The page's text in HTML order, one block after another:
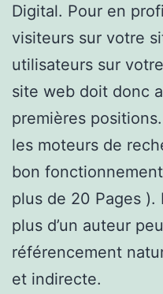
Digital. Pour en
visiteurs sur votre
utilisateurs sur
site web doit donc
premières
les moteurs de
bon
plus de 20 Pages
plus d’un auteur
référencement
et indirecte.